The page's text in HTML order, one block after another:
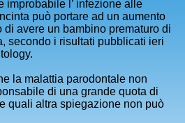
improbabile l’ infezione alle
può portare ad un aumento
avere un bambino prematuro di
secondo i risultati pubblicati ieri
la malattia parodontale non
di una grande quota di
quali altra spiegazione non può